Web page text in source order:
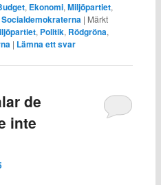
, Ekonomi,Miljöpartiet,
Socialdemokraterna | Märkt
, Politik, Rödgröna,
| Lämna ett svar
de
inte